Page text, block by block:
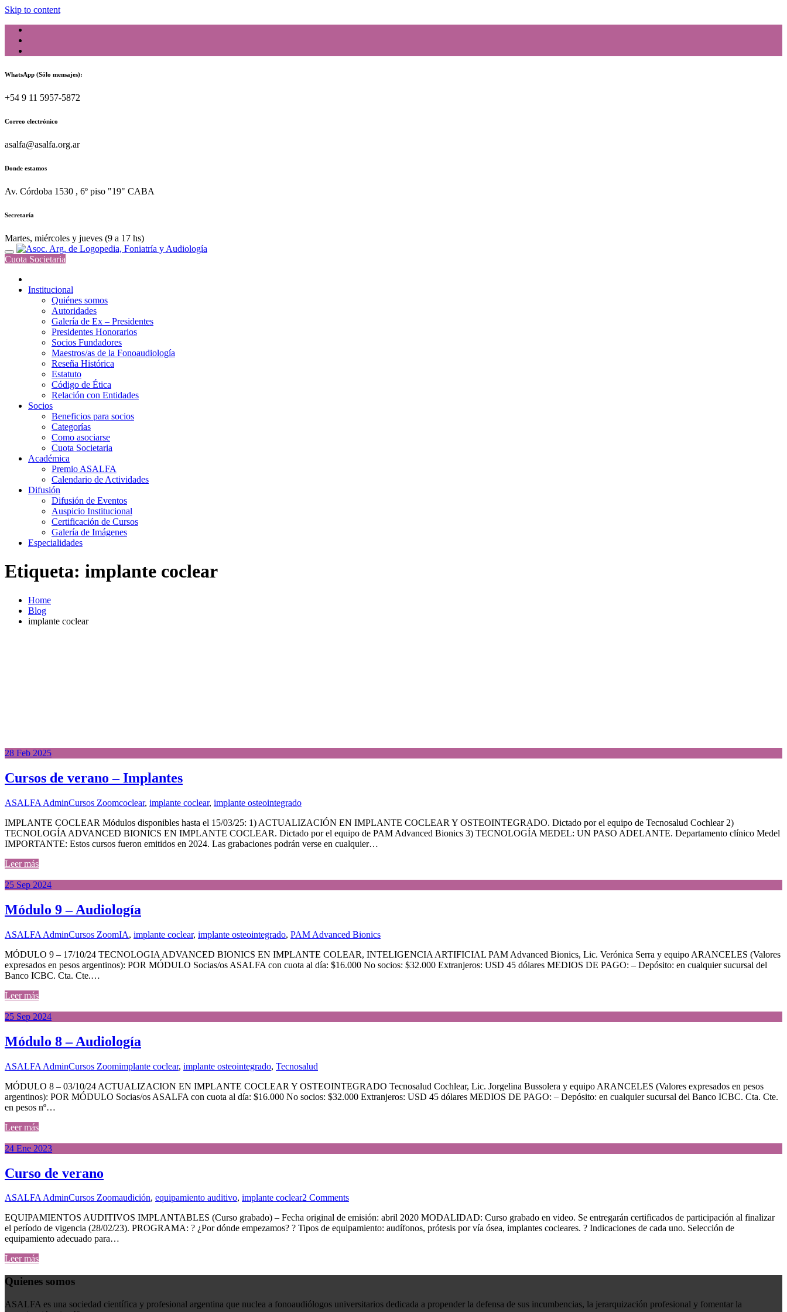
Skip to content
WhatsApp (Sólo mensajes):
+54 9 11 5957-5872
Correo electrónico
asalfa@asalfa.org.ar
Donde estamos
Av. Córdoba 1530 , 6º piso "19" CABA
Secretaría
Martes, miércoles y jueves (9 a 17 hs)
Cuota Societaria
Institucional
Quiénes somos
Autoridades
Galería de Ex – Presidentes
Presidentes Honorarios
Socios Fundadores
Maestros/as de la Fonoaudiología
Reseña Histórica
Estatuto
Código de Ética
Relación con Entidades
Socios
Beneficios para socios
Categorías
Como asociarse
Cuota Societaria
Académica
Premio ASALFA
Calendario de Actividades
Difusión
Difusión de Eventos
Auspicio Institucional
Certificación de Cursos
Galería de Imágenes
Especialidades
Etiqueta: implante coclear
Home
Blog
implante coclear
28 Feb 2025
Cursos de verano – Implantes
ASALFA AdminCursos Zoomcoclear, implante coclear, implante osteointegrado
IMPLANTE COCLEAR Módulos disponibles hasta el 15/03/25: 1) ACTUALIZACIÓN EN IMPLANTE COCLEAR Y OSTEOINTEGRADO. Dictado por el equipo de Tecnosalud Cochlear 2)
TECNOLOGÍA ADVANCED BIONICS EN IMPLANTE COCLEAR. Dictado por el equipo de PAM Advanced Bionics 3) TECNOLOGÍA MEDEL: UN PASO ADELANTE. Departamento clínico Medel
IMPORTANTE: Estos cursos fueron emitidos en 2024. Las grabaciones podrán verse en cualquier…
Leer más
25 Sep 2024
Módulo 9 – Audiología
ASALFA AdminCursos ZoomIA, implante coclear, implante osteointegrado, PAM Advanced Bionics
MÓDULO 9 – 17/10/24 TECNOLOGIA ADVANCED BIONICS EN IMPLANTE COLEAR, INTELIGENCIA ARTIFICIAL PAM Advanced Bionics, Lic. Verónica Serra y equipo ARANCELES (Valores
expresados en pesos argentinos): POR MÓDULO Socias/os ASALFA con cuota al día: $16.000 No socios: $32.000 Extranjeros: USD 45 dólares MEDIOS DE PAGO: – Depósito: en cualquier sucursal del
Banco ICBC. Cta. Cte.…
Leer más
25 Sep 2024
Módulo 8 – Audiología
ASALFA AdminCursos Zoomimplante coclear, implante osteointegrado, Tecnosalud
MÓDULO 8 – 03/10/24 ACTUALIZACION EN IMPLANTE COCLEAR Y OSTEOINTEGRADO Tecnosalud Cochlear, Lic. Jorgelina Bussolera y equipo ARANCELES (Valores expresados en pesos
argentinos): POR MÓDULO Socias/os ASALFA con cuota al día: $16.000 No socios: $32.000 Extranjeros: USD 45 dólares MEDIOS DE PAGO: – Depósito: en cualquier sucursal del Banco ICBC. Cta. Cte.
en pesos nº…
Leer más
24 Ene 2023
Curso de verano
ASALFA AdminCursos Zoomaudición, equipamiento auditivo, implante coclear2 Comments
EQUIPAMIENTOS AUDITIVOS IMPLANTABLES (Curso grabado) – Fecha original de emisión: abril 2020 MODALIDAD: Curso grabado en video. Se entregarán certificados de participación al finalizar
el período de vigencia (28/02/23). PROGRAMA: ? ¿Por dónde empezamos? ? Tipos de equipamiento: audífonos, prótesis por vía ósea, implantes cocleares. ? Indicaciones de cada uno. Selección de
equipamiento adecuado para…
Leer más
Quienes somos
ASALFA es una sociedad científica y profesional argentina que nuclea a fonoaudiólogos universitarios dedicada a propender la defensa de sus incumbencias, la jerarquización profesional y fomentar la